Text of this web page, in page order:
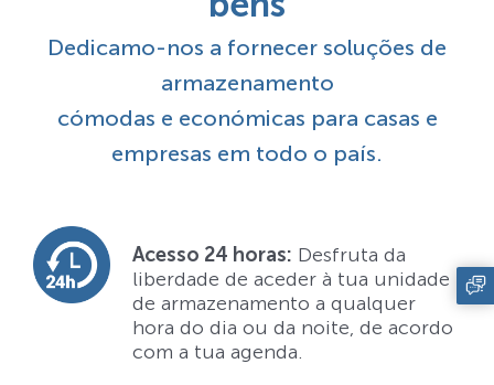
Dedicamo-nos a fornecer soluções de
armazenamento
cómodas e económicas para casas e
empresas em todo o país.
Acesso 24 horas: Desfruta da
liberdade de aceder à tua unidade
de armazenamento a qualquer
hora do dia ou da noite, de acordo
com a tua agenda.